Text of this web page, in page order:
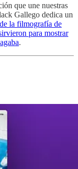
que une nuestras
Gallego dedica un
la filmografía de
para mostrar
.